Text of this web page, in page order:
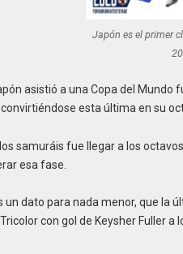
Japón es el primer
asistió a una Copa del
esta última en su
samuráis fue llegar a los
esa fase.
un dato para nada menor, que la
con gol de Keysher Fuller